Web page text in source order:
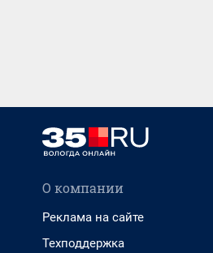
О компании
Реклама на сайте
Техподдержка